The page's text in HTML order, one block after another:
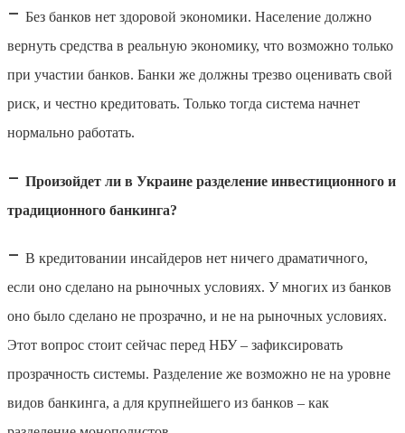
– Без банков нет здоровой экономики. Население должно
вернуть средства в реальную экономику, что возможно только
при участии банков. Банки же должны трезво оценивать свой
риск, и честно кредитовать. Только тогда система начнет
нормально работать.
– Произойдет ли в Украине разделение инвестиционного и
традиционного банкинга?
– В кредитовании инсайдеров нет ничего драматичного,
если оно сделано на рыночных условиях. У многих из банков
оно было сделано не прозрачно, и не на рыночных условиях.
Этот вопрос стоит сейчас перед НБУ – зафиксировать
прозрачность системы. Разделение же возможно не на уровне
видов банкинга, а для крупнейшего из банков – как